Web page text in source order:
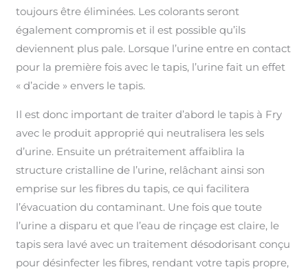
toujours être éliminées. Les colorants seront
également compromis et il est possible qu’ils
deviennent plus pale. Lorsque l’urine entre en contact
pour la première fois avec le tapis, l’urine fait un effet
« d’acide » envers le tapis.
Il est donc important de traiter d’abord le tapis à Fry
avec le produit approprié qui neutralisera les sels
d’urine. Ensuite un prétraitement affaiblira la
structure cristalline de l’urine, relâchant ainsi son
emprise sur les fibres du tapis, ce qui facilitera
l’évacuation du contaminant. Une fois que toute
l’urine a disparu et que l’eau de rinçage est claire, le
tapis sera lavé avec un traitement désodorisant conçu
pour désinfecter les fibres, rendant votre tapis propre,